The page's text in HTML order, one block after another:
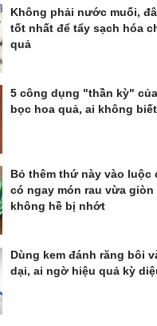
Không phải nước muối,
tốt nhất để tẩy sạch hóa
quả
5 công dụng "thần kỳ"
bọc hoa quả, ai không
Bỏ thêm thứ này vào luộc
có ngay món rau vừa
không hề bị nhớt
Dùng kem đánh răng bôi
dại, ai ngờ hiệu quả kỳ